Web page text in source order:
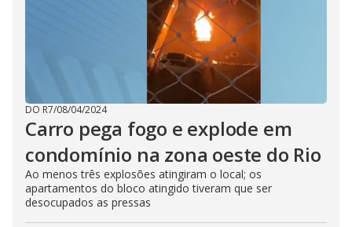
DO R7/08/04/2024
Carro pega fogo e explode em
condomínio na zona oeste do Rio
Ao menos três explosões atingiram o local; os
apartamentos do bloco atingido tiveram que ser
desocupados as pressas